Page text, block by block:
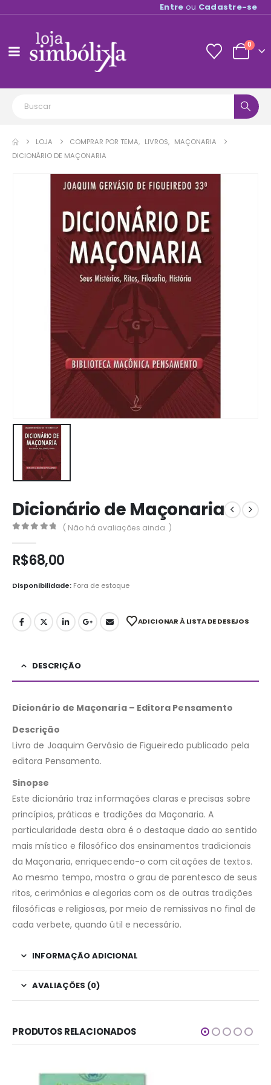
Entre ou Cadastre-se
0
LOJA COMPRAR POR TEMA, LIVROS, MAÇONARIA
DICIONÁRIO DE MAÇONARIA
Dicionário de Maçonaria
( Não há avaliações ainda. )
R$68,00
Disponibilidade: Fora de estoque
ADICIONAR À LISTA DE DESEJOS
DESCRIÇÃO
Dicionário de Maçonaria – Editora Pensamento
Descrição
Livro de Joaquim Gervásio de Figueiredo publicado pela
editora Pensamento.
Sinopse
Este dicionário traz informações claras e precisas sobre
princípios, práticas e tradições da Maçonaria. A
particularidade desta obra é o destaque dado ao sentido
mais místico e filosófico dos ensinamentos tradicionais
da Maçonaria, enriquecendo-o com citações de textos.
Ao mesmo tempo, mostra o grau de parentesco de seus
ritos, cerimônias e alegorias com os de outras tradições
filosóficas e religiosas, por meio de remissivas no final de
cada verbete, quando útil e necessário.
INFORMAÇÃO ADICIONAL
AVALIAÇÕES (0)
PRODUTOS RELACIONADOS